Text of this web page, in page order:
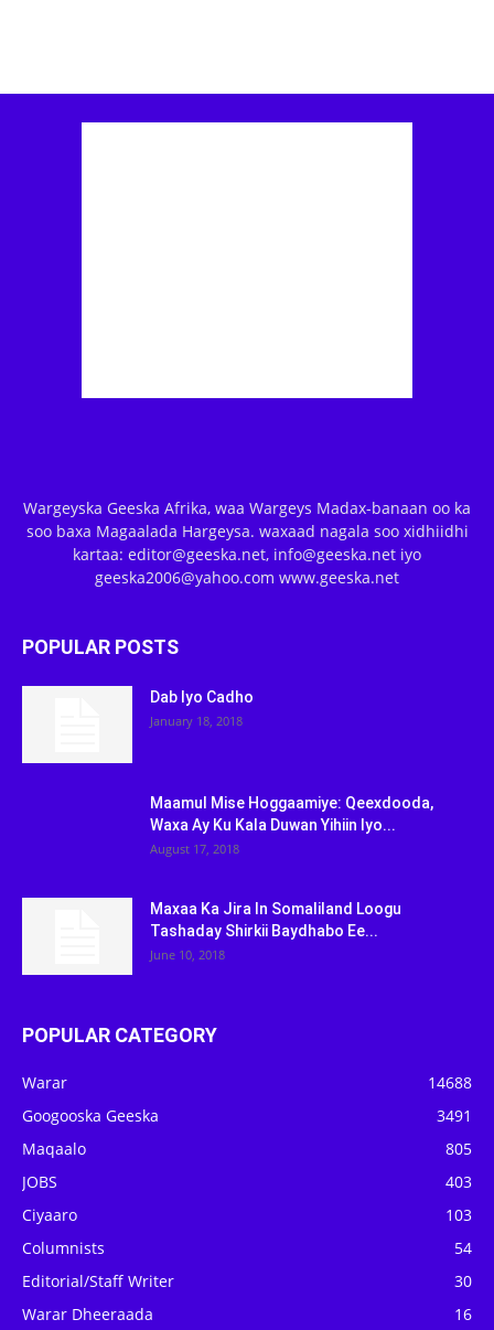
Wargeyska Geeska Afrika, waa Wargeys Madax-banaan oo ka
soo baxa Magaalada Hargeysa. waxaad nagala soo xidhiidhi
kartaa: editor@geeska.net, info@geeska.net iyo
geeska2006@yahoo.com www.geeska.net
POPULAR POSTS
Dab Iyo Cadho
January 18, 2018
Maamul Mise Hoggaamiye: Qeexdooda,
Waxa Ay Ku Kala Duwan Yihiin Iyo...
August 17, 2018
Maxaa Ka Jira In Somaliland Loogu
Tashaday Shirkii Baydhabo Ee...
June 10, 2018
POPULAR CATEGORY
Warar
14688
Googooska Geeska
3491
Maqaalo
805
JOBS
403
Ciyaaro
103
Columnists
54
Editorial/Staff Writer
30
Warar Dheeraada
16